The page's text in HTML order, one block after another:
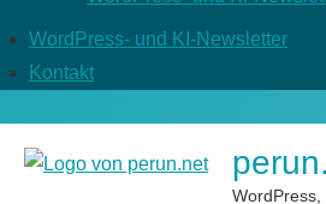
WordPress- und KI-Newsletter
Kontakt
WordPress,